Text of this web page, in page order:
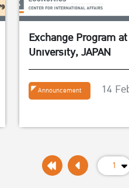
Exchange Program
University, JAPAN
Announcement 14
1